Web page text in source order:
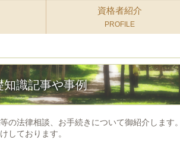
資格者紹介
PROFILE
知識記事や事例
の法律相談、お手続きについて御紹介します
しております。